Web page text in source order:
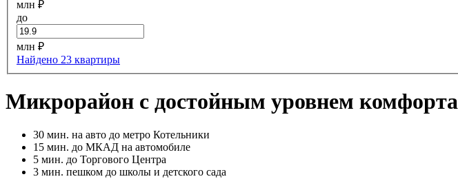
млн ₽
до
млн ₽
Найдено 23 квартиры
Микрорайон с достойным уровнем комфорта
30 мин. на авто до метро Котельники
15 мин. до МКАД на автомобиле
5 мин. до Торгового Центра
3 мин. пешком до школы и детского сада